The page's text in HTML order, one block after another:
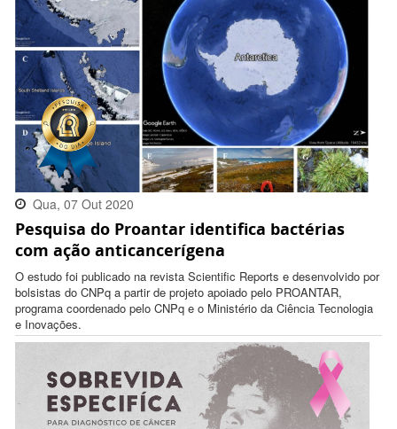
Qua, 07 Out 2020
14:48:00 -0300
Pesquisa do Proantar identifica bactérias
com ação anticancerígena
O estudo foi publicado na revista Scientific Reports e desenvolvido por
bolsistas do CNPq a partir de projeto apoiado pelo PROANTAR,
programa coordenado pelo CNPq e o Ministério da Ciência Tecnologia
e Inovações.